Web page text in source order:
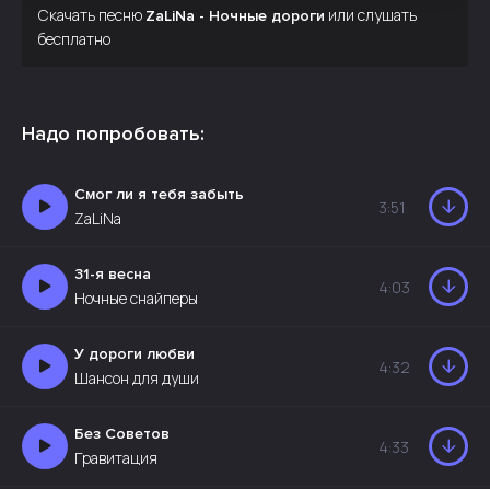
Скачать песню ZaLiNa - Ночные дороги или слушать
бесплатно
Надо попробовать:
Смог ли я тебя забыть
ZaLiNa
3:51
31-я весна
Ночные снайперы
4:03
У дороги любви
Шансон для души
4:32
Без Советов
Гравитация
4:33